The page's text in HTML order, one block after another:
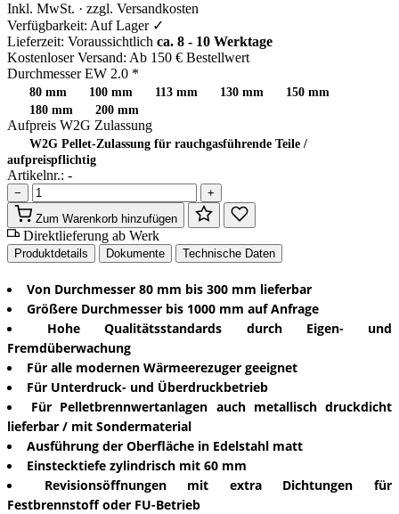
Inkl. MwSt. · zzgl. Versandkosten
Verfügbarkeit: Auf Lager ✓
Lieferzeit: Voraussichtlich ca. 8 - 10 Werktage
Kostenloser Versand: Ab 150 € Bestellwert
Durchmesser EW 2.0 *
80 mm 100 mm 113 mm 130 mm
150 mm
180 mm
200 mm
Aufpreis W2G Zulassung
W2G Pellet-Zulassung für rauchgasführende Teile /
aufpreispflichtig
Artikelnr.: -
−
+
Zum Warenkorb hinzufügen
Direktlieferung ab Werk
Produktdetails Dokumente Technische Daten
Von Durchmesser 80 mm bis 300 mm lieferbar
Größere Durchmesser bis 1000 mm auf Anfrage
Hohe Qualitätsstandards durch Eigen- und
Fremdüberwachung
Für alle modernen Wärmeerezuger geeignet
Für Unterdruck- und Überdruckbetrieb
Für Pelletbrennwertanlagen auch metallisch druckdicht
lieferbar / mit Sondermaterial
Ausführung der Oberfläche in Edelstahl matt
Einstecktiefe zylindrisch mit 60 mm
Revisionsöffnungen mit extra Dichtungen für
Festbrennstoff oder FU-Betrieb